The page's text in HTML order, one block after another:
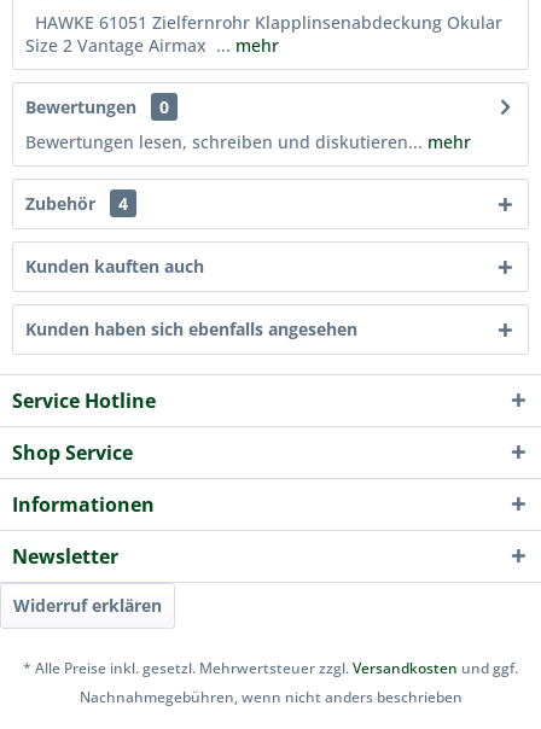
HAWKE 61051 Zielfernrohr Klapplinsenabdeckung Okular
Size 2 Vantage Airmax ... mehr
Bewertungen
0
Bewertungen lesen, schreiben und diskutieren... mehr
Zubehör 4
Kunden kauften auch
Kunden haben sich ebenfalls angesehen
Service Hotline
Shop Service
Informationen
Newsletter
Widerruf erklären
* Alle Preise inkl. gesetzl. Mehrwertsteuer zzgl.Versandkosten und ggf.
Nachnahmegebühren, wenn nicht anders beschrieben